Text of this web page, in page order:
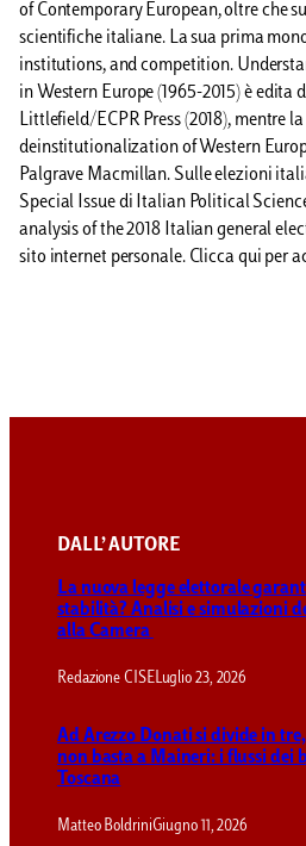
of Contemporary European, oltre che
scientifiche italiane. La sua prima
institutions, and competition.
in Western Europe (1965-2015) è edita
Littlefield/ECPR Press (2018), mentre
deinstitutionalization of Western
Palgrave Macmillan. Sulle elezioni
Special Issue di Italian Political
analysis of the 2018 Italian general
sito internet personale. Clicca qui per
DALL’ AUTORE
La nuova legge elettorale
stabilità? Analisi e simulazioni
alla Camera
Redazione CISELuglio 23, 2026
Ad Arezzo Donati si divide in
non basta a Maineri: i flussi dei
Toscana
Matteo BoldriniGiugno 11, 2026